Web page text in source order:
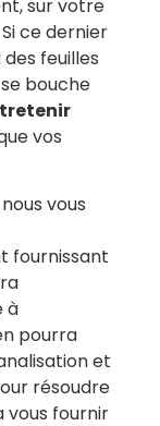
sur votre
ce dernier
feuilles
bouche
vos
vous
fournissant
à
pourra
et
résoudre
vous fournir